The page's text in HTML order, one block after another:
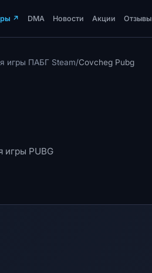
↗ DMA Новости Акции Отзывы
игры ПАБГ Steam/Covcheg Pubg
игры PUBG